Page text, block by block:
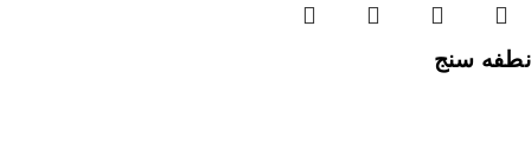
نطفه سنج